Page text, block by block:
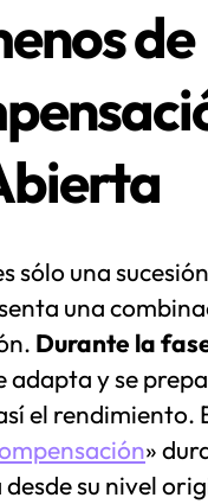
de
sólo una
una
Durante la
adapta y se
el rendimiento.
»
su nivel